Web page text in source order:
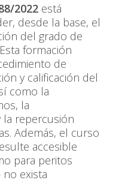
2022está
desde la base, el
del grado de
formación
de
y calificación del
como la
la
la repercusión
Además, el curso
accesible
para peritos
exista